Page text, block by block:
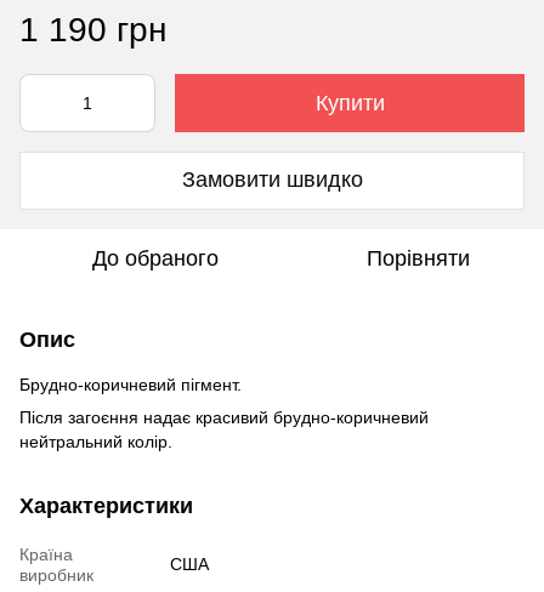
1 190 грн
Купити
Замовити швидко
До обраного Порівняти
Опис
Брудно-коричневий пігмент.
Після загоєння надає красивий брудно-коричневий
нейтральний колір.
Характеристики
Країна
виробник
США